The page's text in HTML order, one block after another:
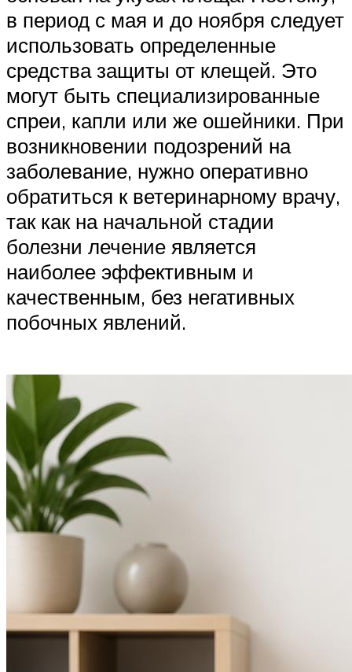
в период с мая и до ноября следует
использовать определенные
средства защиты от клещей. Это
могут быть специализированные
спреи, капли или же ошейники. При
возникновении подозрений на
заболевание, нужно оперативно
обратиться к ветеринарному врачу,
так как на начальной стадии
болезни лечение является
наиболее эффективным и
качественным, без негативных
побочных явлений.